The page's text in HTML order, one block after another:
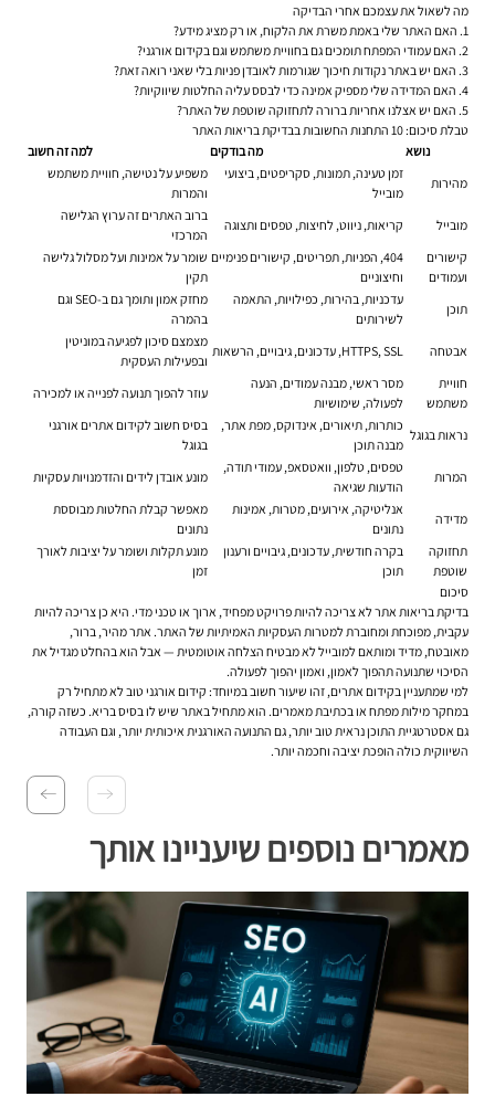
מה לשאול את עצמכם אחרי הבדיקה
האם האתר שלי באמת משרת את הלקוח, או רק מציג מידע?
האם עמודי המפתח תומכים גם בחוויית משתמש וגם בקידום אורגני?
האם יש באתר נקודות חיכוך שגורמות לאובדן פניות בלי שאני רואה זאת?
האם המדידה שלי מספיק אמינה כדי לבסס עליה החלטות שיווקיות?
האם יש אצלנו אחריות ברורה לתחזוקה שוטפת של האתר?
טבלת סיכום: 10 התחנות החשובות בבדיקת בריאות האתר
נושא
מה בודקים
למה זה חשוב
מהירות
זמן טעינה, תמונות, סקריפטים, ביצועי
מובייל
משפיע על נטישה, חוויית משתמש
והמרות
מובייל
קריאות, ניווט, לחיצות, טפסים ותצוגה
ברוב האתרים זה ערוץ הגלישה
המרכזי
קישורים
ועמודים
404, הפניות, תפריטים, קישורים פנימיים
וחיצוניים
שומר על אמינות ועל מסלול גלישה
תקין
תוכן
עדכניות, בהירות, כפילויות, התאמה
לשירותים
מחזק אמון ותומך גם ב-SEO וגם
בהמרה
אבטחה
HTTPS, SSL, עדכונים, גיבויים, הרשאות
מצמצם סיכון לפגיעה במוניטין
ובפעילות העסקית
חוויית
משתמש
מסר ראשי, מבנה עמודים, הנעה
לפעולה, שימושיות
עוזר להפוך תנועה לפנייה או למכירה
נראות בגוגל
כותרות, תיאורים, אינדוקס, מפת אתר,
מבנה תוכן
בסיס חשוב לקידום אתרים אורגני
בגוגל
המרות
טפסים, טלפון, וואטסאפ, עמודי תודה,
הודעות שגיאה
מונע אובדן לידים והזדמנויות עסקיות
מדידה
אנליטיקה, אירועים, מטרות, אמינות
נתונים
מאפשר קבלת החלטות מבוססת
נתונים
תחזוקה
שוטפת
בקרה חודשית, עדכונים, גיבויים ורענון
תוכן
מונע תקלות ושומר על יציבות לאורך
זמן
סיכום
בדיקת בריאות אתר לא צריכה להיות פרויקט מפחיד, ארוך או טכני מדי. היא כן צריכה להיות
עקבית, מפוכחת ומחוברת למטרות העסקיות האמיתיות של האתר. אתר מהיר, ברור,
מאובטח, מדיד ומותאם למובייל לא מבטיח הצלחה אוטומטית — אבל הוא בהחלט מגדיל את
הסיכוי שתנועה תהפוך לאמון, ואמון יהפוך לפעולה.
למי שמתעניין בקידום אתרים, זהו שיעור חשוב במיוחד: קידום אורגני טוב לא מתחיל רק
במחקר מילות מפתח או בכתיבת מאמרים. הוא מתחיל באתר שיש לו בסיס בריא. כשזה קורה,
גם אסטרטגיית התוכן נראית טוב יותר, גם התנועה האורגנית איכותית יותר, וגם העבודה
השיווקית כולה הופכת יציבה וחכמה יותר.
מאמרים נוספים שיעניינו אותך